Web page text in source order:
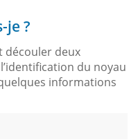
je ?
découler deux
du noyau
informations